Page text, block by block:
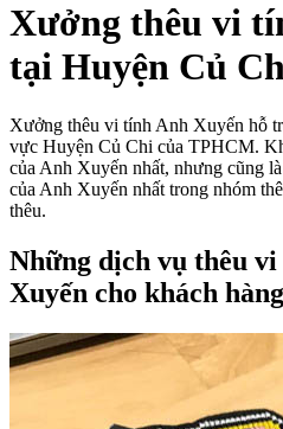
Xưởng thêu vi
tại Huyện Củ
Xưởng thêu vi tính Anh Xuyến hỗ
vực Huyện Củ Chi của TPHCM.
của Anh Xuyến nhất, nhưng cũng
của Anh Xuyến nhất trong nhóm
thêu.
Những dịch vụ thêu
Xuyến cho khách